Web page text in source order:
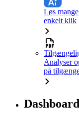
Løs
enkelt klik
Analyser
på